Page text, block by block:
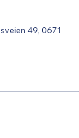
49, 0671